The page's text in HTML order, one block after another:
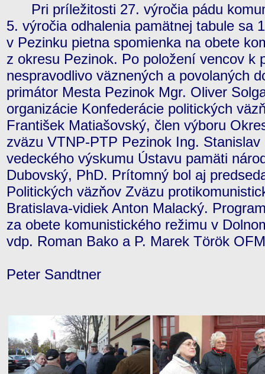
Pri príležitosti 27. výročia pádu
5. výročia odhalenia pamätnej tabule sa
v Pezinku pietna spomienka na obete
z okresu Pezinok. Po položení vencov k
nespravodlivo väznených a povolaných
primátor Mesta Pezinok Mgr. Oliver
organizácie Konfederácie politických
František Matiašovský, člen výboru
zväzu VTNP-PTP Pezinok Ing.
vedeckého výskumu Ústavu pamäti
Dubovský, PhD. Prítomný bol aj
Politických väzňov Zväzu
Bratislava-vidiek Anton Malacký.
za obete komunistického režimu v
vdp. Roman Bako a P. Marek Török
Peter Sandtner